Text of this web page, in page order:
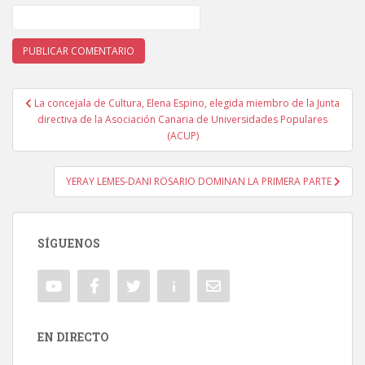
Navegación de entradas
La concejala de Cultura, Elena Espino, elegida miembro de la Junta
directiva de la Asociación Canaria de Universidades Populares
(ACUP)
YERAY LEMES-DANI ROSARIO DOMINAN LA PRIMERA PARTE
SÍGUENOS
EN DIRECTO